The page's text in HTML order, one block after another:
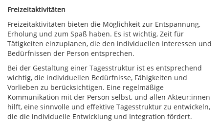
Freizeitaktivitäten
Freizeitaktivitäten bieten die Möglichkeit zur Entspannung,
Erholung und zum Spaß haben. Es ist wichtig, Zeit für
Tätigkeiten einzuplanen, die den individuellen Interessen und
Bedürfnissen der Person entsprechen.
Bei der Gestaltung einer Tagesstruktur ist es entsprechend
wichtig, die individuellen Bedürfnisse, Fähigkeiten und
Vorlieben zu berücksichtigen. Eine regelmäßige
Kommunikation mit der Person selbst, und allen Akteur:innen
hilft, eine sinnvolle und effektive Tagesstruktur zu entwickeln,
die die individuelle Entwicklung und Integration fördert.